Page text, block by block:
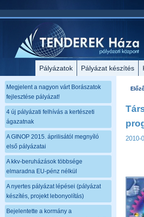
Pályázatok Pályázat készítés
Megjelent a nagyon várt Borászatok
fejlesztése pályázat!
4 új pályázati felhívás a kertészeti
ágazatnak
A GINOP 2015. áprilisától megnyíló
első pályázatai
A kkv-beruházások többsége
elmaradna EU-pénz nélkül
A nyertes pályázat lépései (pályázat
készítés, projekt lebonyolítás)
Bejelentette a kormány a
2010-